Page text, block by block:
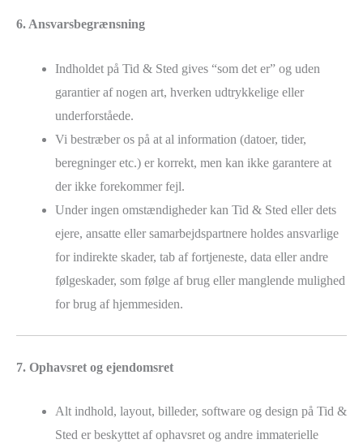
6. Ansvarsbegrænsning
Indholdet på Tid & Sted gives “som det er” og uden
garantier af nogen art, hverken udtrykkelige eller
underforståede.
Vi bestræber os på at al information (datoer, tider,
beregninger etc.) er korrekt, men kan ikke garantere at
der ikke forekommer fejl.
Under ingen omstændigheder kan Tid & Sted eller dets
ejere, ansatte eller samarbejdspartnere holdes ansvarlige
for indirekte skader, tab af fortjeneste, data eller andre
følgeskader, som følge af brug eller manglende mulighed
for brug af hjemmesiden.
7. Ophavsret og ejendomsret
Alt indhold, layout, billeder, software og design på Tid &
Sted er beskyttet af ophavsret og andre immaterielle